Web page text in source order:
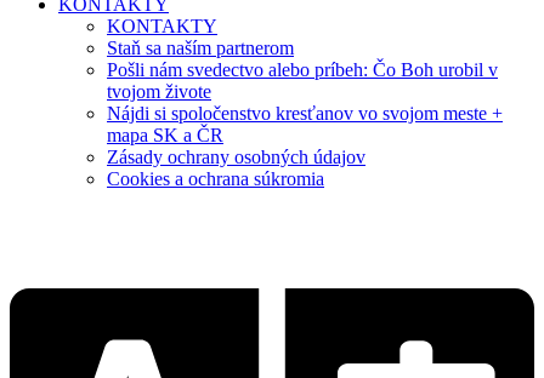
KONTAKTY
KONTAKTY
Staň sa naším partnerom
Pošli nám svedectvo alebo príbeh: Čo Boh urobil v
tvojom živote
Nájdi si spoločenstvo kresťanov vo svojom meste +
mapa SK a ČR
Zásady ochrany osobných údajov
Cookies a ochrana súkromia